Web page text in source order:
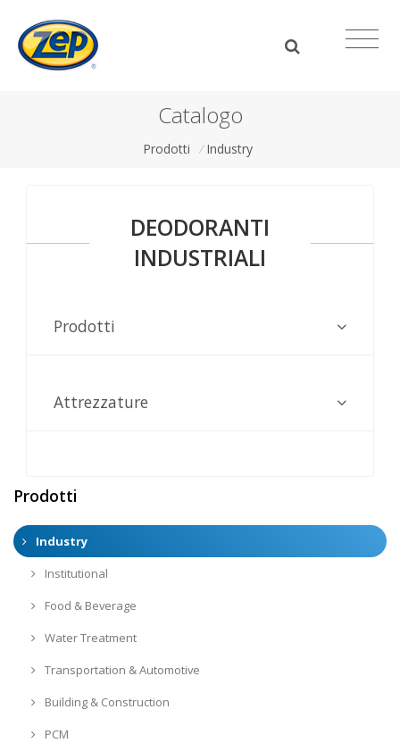
Catalogo
Prodotti /Industry
DEODORANTI
INDUSTRIALI
Prodotti
Attrezzature
Prodotti
Industry
Institutional
Food & Beverage
Water Treatment
Transportation & Automotive
Building & Construction
PCM